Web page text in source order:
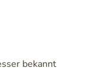
bekannt